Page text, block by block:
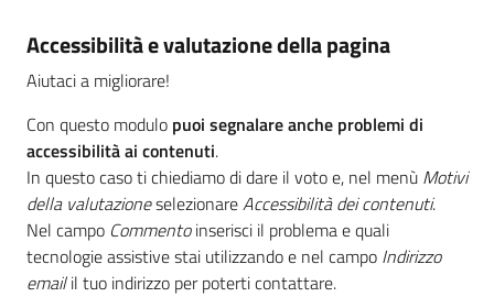
Accessibilità e valutazione della pagina
Aiutaci a migliorare!
Con questo modulo puoi segnalare anche problemi di
accessibilità ai contenuti.
In questo caso ti chiediamo di dare il voto e, nel menù Motivi
della valutazioneselezionareAccessibilità dei contenuti.
Nel campo Commentoinserisci il problema e quali
tecnologie assistive stai utilizzando e nel campo Indirizzo
emailil tuo indirizzo per poterti contattare.